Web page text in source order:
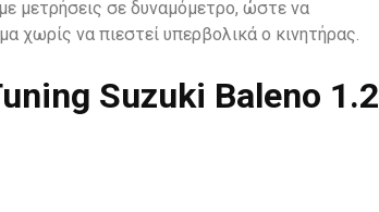
μετρήσεις σε δυναμόμετρο, ώστε να
χωρίς να πιεστεί υπερβολικά ο κινητήρας.
Suzuki Baleno 1.2